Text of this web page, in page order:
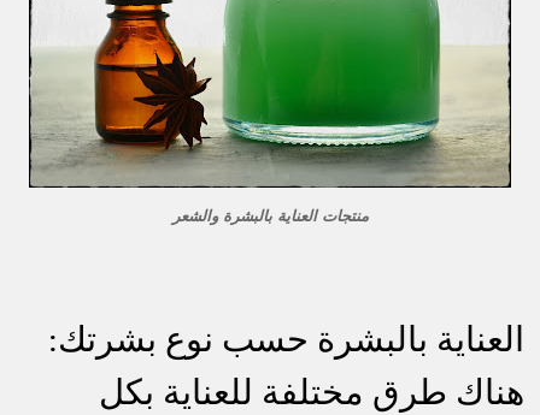
منتجات العناية بالبشرة والشعر
العناية بالبشرة حسب نوع بشرتك:
هناك طرق مختلفة للعناية بكل